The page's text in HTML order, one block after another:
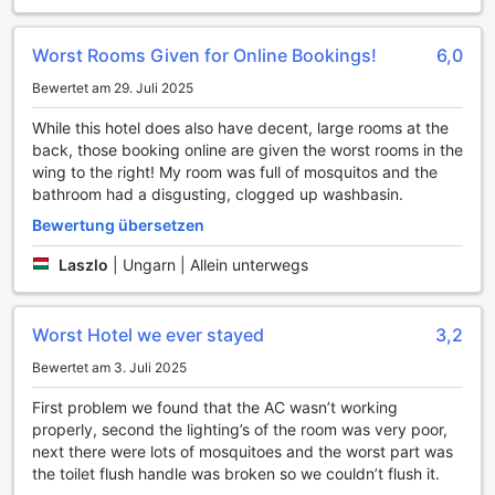
WLAN in allen Zimmern, das Ihnen nicht nur eine schnelle
sondern auch die Möglichkeit, mit Freunden und Familie in
Kontakt zu bleiben oder Ihre Reisepläne zu aktualisieren.
durchstöbern oder einfach nur nach Informationen über die
Umgebung suchen – die nahtlose Verbindung sorgt dafür,
dass Sie immer online sind.
Zusätzlich bietet das Hotel einen bequemen
Gepäck sicher zu hinterlassen, während Sie die Stadt
erkunden oder bis zu Ihrem Check-in oder Check-out
warten. Diese Dienstleistung gibt Ihnen die Freiheit,
Surakarta ohne die Last Ihres Gepäcks zu entdecken und
RedDoorz Plus @ Laweyan wird Ihr Komfort
großgeschrieben, sodass Sie sich ganz auf die schönen
Erlebnisse konzentrieren können, die diese bezaubernde
Stadt zu bieten hat.
Transportmöglichkeiten im RedDoorz Plus @ Laweyan
Worst Rooms Given for Online Bookings! 6,0
Bewertet am 29. Juli 2025
While this hotel does also have decent, large rooms at the
back, those booking online are given the worst rooms in the
wing to the right! My room was full of mosquitos and the
bathroom had a disgusting, clogged up washbasin.
Bewertung übersetzen
Laszlo Ungarn | Allein unterwegs
Worst Hotel we ever stayed 3,2
Bewertet am 3. Juli 2025
First problem we found that the AC wasn’t working
properly, second the lighting’s of the room was very poor,
next there were lots of mosquitoes and the worst part was
the toilet flush handle was broken so we couldn’t flush it.